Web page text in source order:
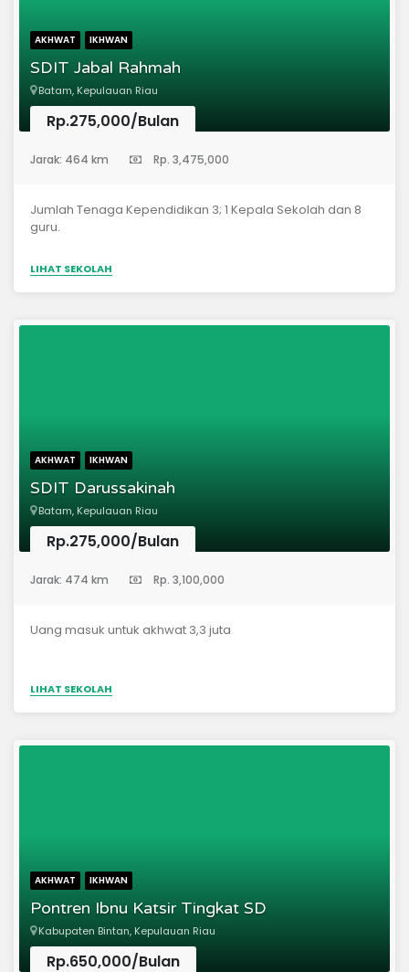
SederhanaProgram Unggulan SD AISStudy TourLatihan
Adab dan AkhlakSetoran Hafalan Al Qur'an
AKHWAT IKHWAN
SDIT Jabal Rahmah
Batam, Kepulauan Riau
Rp.275,000/Bulan
Jarak: 464 km Rp. 3,475,000
Jumlah Tenaga Kependidikan 3; 1 Kepala Sekolah dan 8
guru.
LIHAT SEKOLAH
AKHWAT IKHWAN
SDIT Darussakinah
Batam, Kepulauan Riau
Rp.275,000/Bulan
Jarak: 474 km Rp. 3,100,000
Uang masuk untuk akhwat 3,3 juta
LIHAT SEKOLAH
AKHWAT IKHWAN
Pontren Ibnu Katsir Tingkat SD
Kabupaten Bintan, Kepulauan Riau
Rp.650,000/Bulan